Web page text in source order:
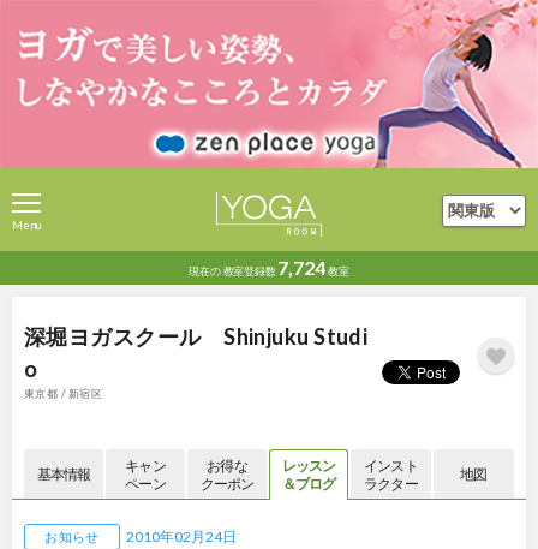
現在の教室登録数 7,724教室
Menu
深堀ヨガスクール Shinjuku Studi
o
東京都 / 新宿区
基本情報
キャン
ペーン
お得な
クーポン
レッスン
＆ブログ
インスト
ラクター
地図
お知らせ 2010年02月24日